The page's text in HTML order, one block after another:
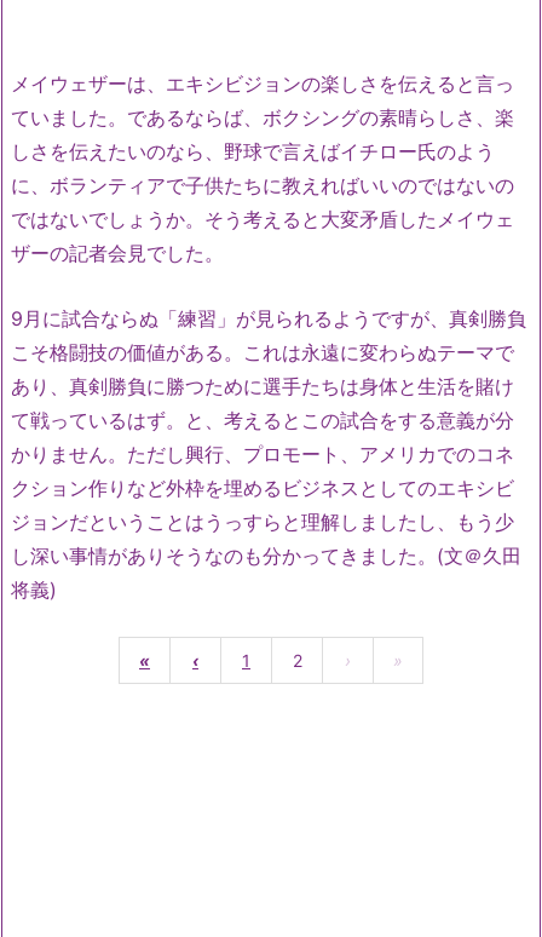
メイウェザーは、エキシビジョンの楽しさを伝えると言っ
ていました。であるならば、ボクシングの素晴らしさ、楽
しさを伝えたいのなら、野球で言えばイチロー氏のよう
に、ボランティアで子供たちに教えればいいのではないの
ではないでしょうか。そう考えると大変矛盾したメイウェ
ザーの記者会見でした。
9月に試合ならぬ「練習」が見られるようですが、真剣勝負
こそ格闘技の価値がある。これは永遠に変わらぬテーマで
あり、真剣勝負に勝つために選手たちは身体と生活を賭け
て戦っているはず。と、考えるとこの試合をする意義が分
かりません。ただし興行、プロモート、アメリカでのコネ
クション作りなど外枠を埋めるビジネスとしてのエキシビ
ジョンだということはうっすらと理解しましたし、もう少
し深い事情がありそうなのも分かってきました。(文＠久田
将義)
« ‹ 1 2 › »